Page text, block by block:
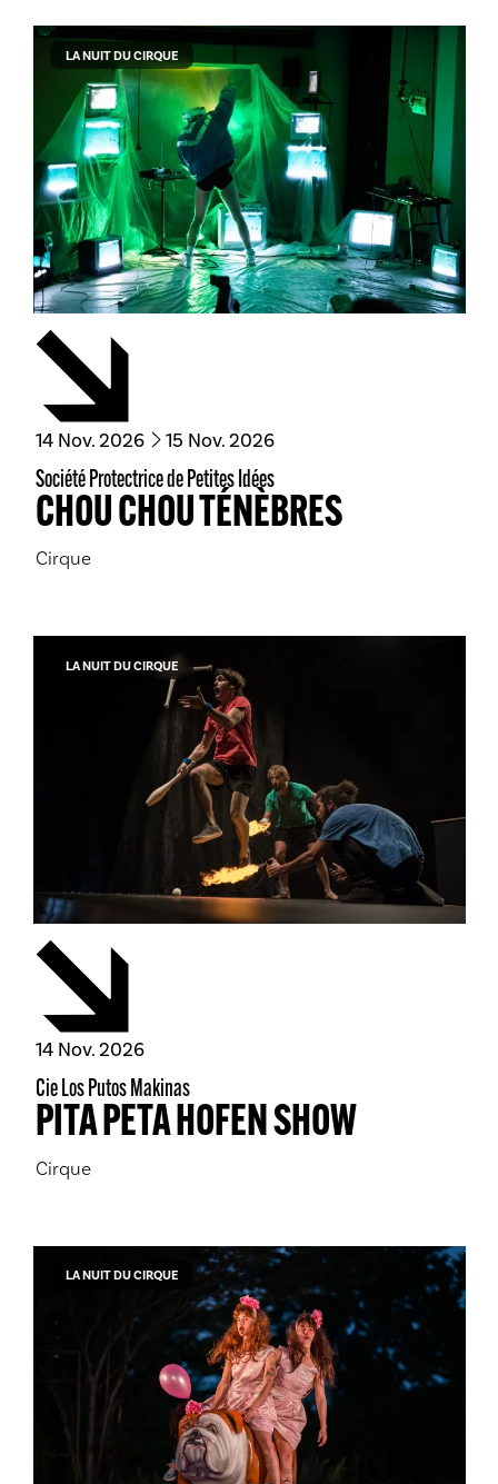
Société Protectrice de Petites Idées
CHOU CHOU TÉNÈBRES
Cirque
du
14 novembre
Nov. 2026 au
15 novembre
Nov. 2026
LA NUIT DU CIRQUE
Cie Los Putos Makinas
PITA PETA HOFEN SHOW
Cirque
14 novembre
Nov. 2026
LA NUIT DU CIRQUE
LA NUIT DU CIRQUE